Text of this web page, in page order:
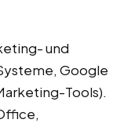
und
Google
Tools).